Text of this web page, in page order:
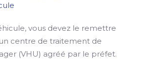
vous devez le remettre
centre de traitement de
(VHU) agréé par le préfet.